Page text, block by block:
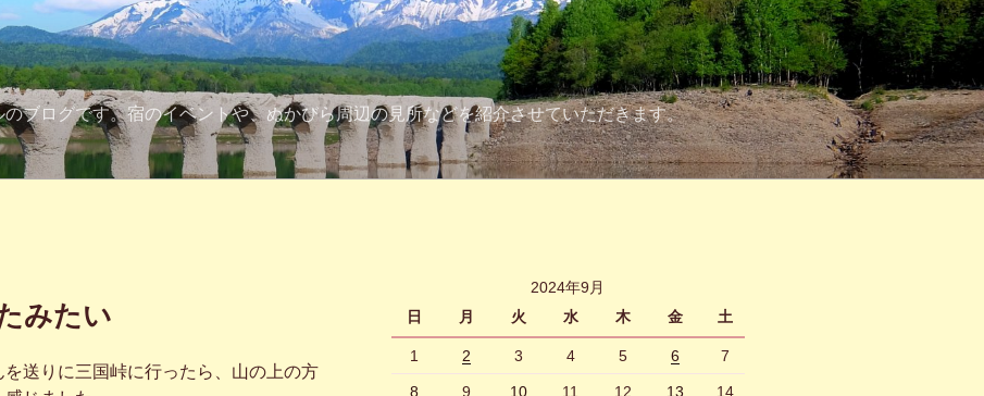
ブログです。宿のイベントや、ぬかびら周辺の見所などを紹介させていただきます。
みたい
送りに三国峠に行ったら、山の上の方
2024年9月
日
月 火 水 木 金 土
1 2 3 4 5 6 7
8 9 10 11 12 13 14